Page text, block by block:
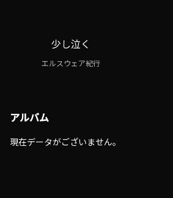
少し泣く
エルスウェア紀行
アルバム
現在データがございません。